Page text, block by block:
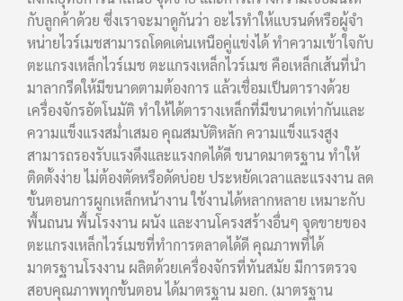
กับลูกค้าด้วย ซึ่งเราจะมาดูกันว่า อะไรทำให้แบรนด์หรือผู้จำ
หน่ายไวร์เมชสามารถโดดเด่นเหนือคู่แข่งได้ ทำความเข้าใจกับ
ตะแกรงเหล็กไวร์เมช ตะแกรงเหล็กไวร์เมช คือเหล็กเส้นที่นำ
มาลากรีดให้มีขนาดตามต้องการ แล้วเชื่อมเป็นตารางด้วย
เครื่องจักรอัตโนมัติ ทำให้ได้ตารางเหล็กที่มีขนาดเท่ากันและ
ความแข็งแรงสม่ำเสมอ คุณสมบัติหลัก ความแข็งแรงสูง
สามารถรองรับแรงดึงและแรงกดได้ดี ขนาดมาตรฐาน ทำให้
ติดตั้งง่าย ไม่ต้องตัดหรือดัดบ่อย ประหยัดเวลาและแรงงาน ลด
ขั้นตอนการผูกเหล็กหน้างาน ใช้งานได้หลากหลาย เหมาะกับ
พื้นถนน พื้นโรงงาน ผนัง และงานโครงสร้างอื่นๆ จุดขายของ
ตะแกรงเหล็กไวร์เมชที่ทำการตลาดได้ดี คุณภาพที่ได้
มาตรฐานโรงงาน ผลิตด้วยเครื่องจักรที่ทันสมัย มีการตรวจ
สอบคุณภาพทุกขั้นตอน ได้มาตรฐาน มอก. (มาตรฐาน